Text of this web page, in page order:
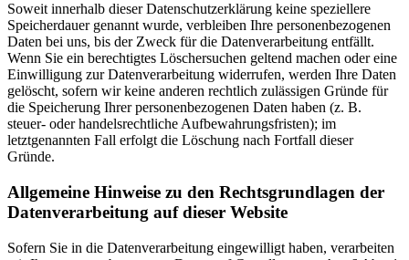
Soweit innerhalb dieser Datenschutzerklärung keine speziellere
Speicherdauer genannt wurde, verbleiben Ihre personenbezogenen
Daten bei uns, bis der Zweck für die Datenverarbeitung entfällt.
Wenn Sie ein berechtigtes Löschersuchen geltend machen oder eine
Einwilligung zur Datenverarbeitung widerrufen, werden Ihre Daten
gelöscht, sofern wir keine anderen rechtlich zulässigen Gründe für
die Speicherung Ihrer personenbezogenen Daten haben (z. B.
steuer- oder handelsrechtliche Aufbewahrungsfristen); im
letztgenannten Fall erfolgt die Löschung nach Fortfall dieser
Gründe.
Allgemeine Hinweise zu den Rechtsgrundlagen der
Datenverarbeitung auf dieser Website
Sofern Sie in die Datenverarbeitung eingewilligt haben, verarbeiten